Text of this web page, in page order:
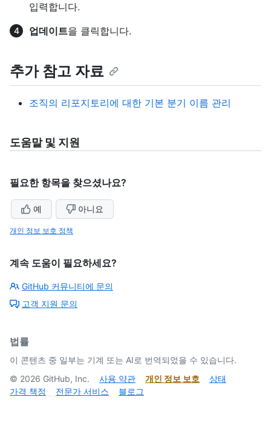
입력합니다.
업데이트을 클릭합니다.
추가 참고 자료
조직의 리포지토리에 대한 기본 분기 이름 관리
도움말 및 지원
필요한 항목을 찾으셨나요?
예 아니요
개인 정보 보호 정책
계속 도움이 필요하세요?
GitHub 커뮤니티에 문의
고객 지원 문의
법률
이 콘텐츠 중 일부는 기계 또는 AI로 번역되었을 수 있습니다.
© 2026 GitHub, Inc. 사용 약관 개인 정보 보호
상태
가격 책정
전문가 서비스 블로그